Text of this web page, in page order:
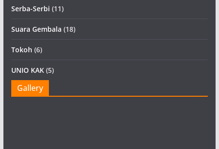
Serba-Serbi (11)
Suara Gembala (18)
Tokoh (6)
UNIO KAK(5)
Gallery